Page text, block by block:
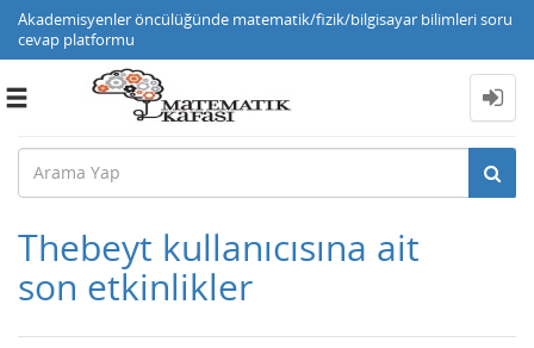
Akademisyenler öncülüğünde matematik/fizik/bilgisayar bilimleri soru
cevap platformu
Toggle
Thebeyt kullanıcısına ait
son etkinlikler